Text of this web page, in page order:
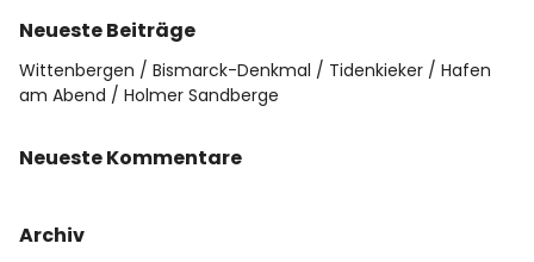
Für wen?
Wann?
Preise?
Neueste Beiträge
Wittenbergen Bismarck-Denkmal Tidenkieker
Hafen
am Abend
Holmer Sandberge
Neueste Kommentare
Archiv